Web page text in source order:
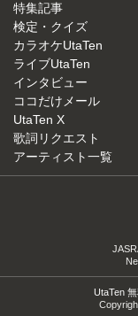
特集記事
検定・クイズ
カラオケUtaTen
ライブUtaTen
インタビュー
ココだけメール
UtaTen X
歌詞リクエスト
アーティスト一覧
UtaTen